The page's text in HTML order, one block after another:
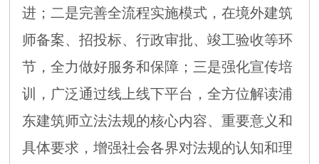
进；二是完善全流程实施模式，在境外建筑
师备案、招投标、行政审批、竣工验收等环
节，全力做好服务和保障；三是强化宣传培
训，广泛通过线上线下平台，全方位解读浦
东建筑师立法法规的核心内容、重要意义和
具体要求，增强社会各界对法规的认知和理